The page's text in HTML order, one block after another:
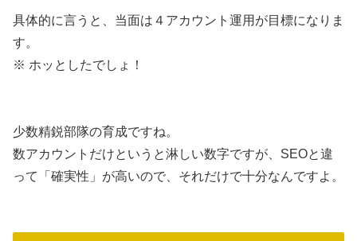
具体的に言うと、当面は４アカウント運用が目標になりま
す。
※ ホッとしたでしょ！
少数精鋭部隊の育成ですね。
数アカウントだけというと淋しい数字ですが、SEOと違
って「確実性」が高いので、それだけで十分なんですよ。